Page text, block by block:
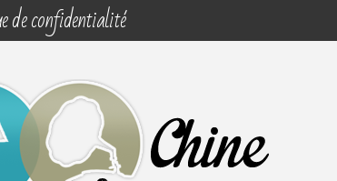
de confidentialité